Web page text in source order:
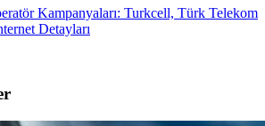
Kampanyaları: Turkcell, Türk Telekom
Detayları